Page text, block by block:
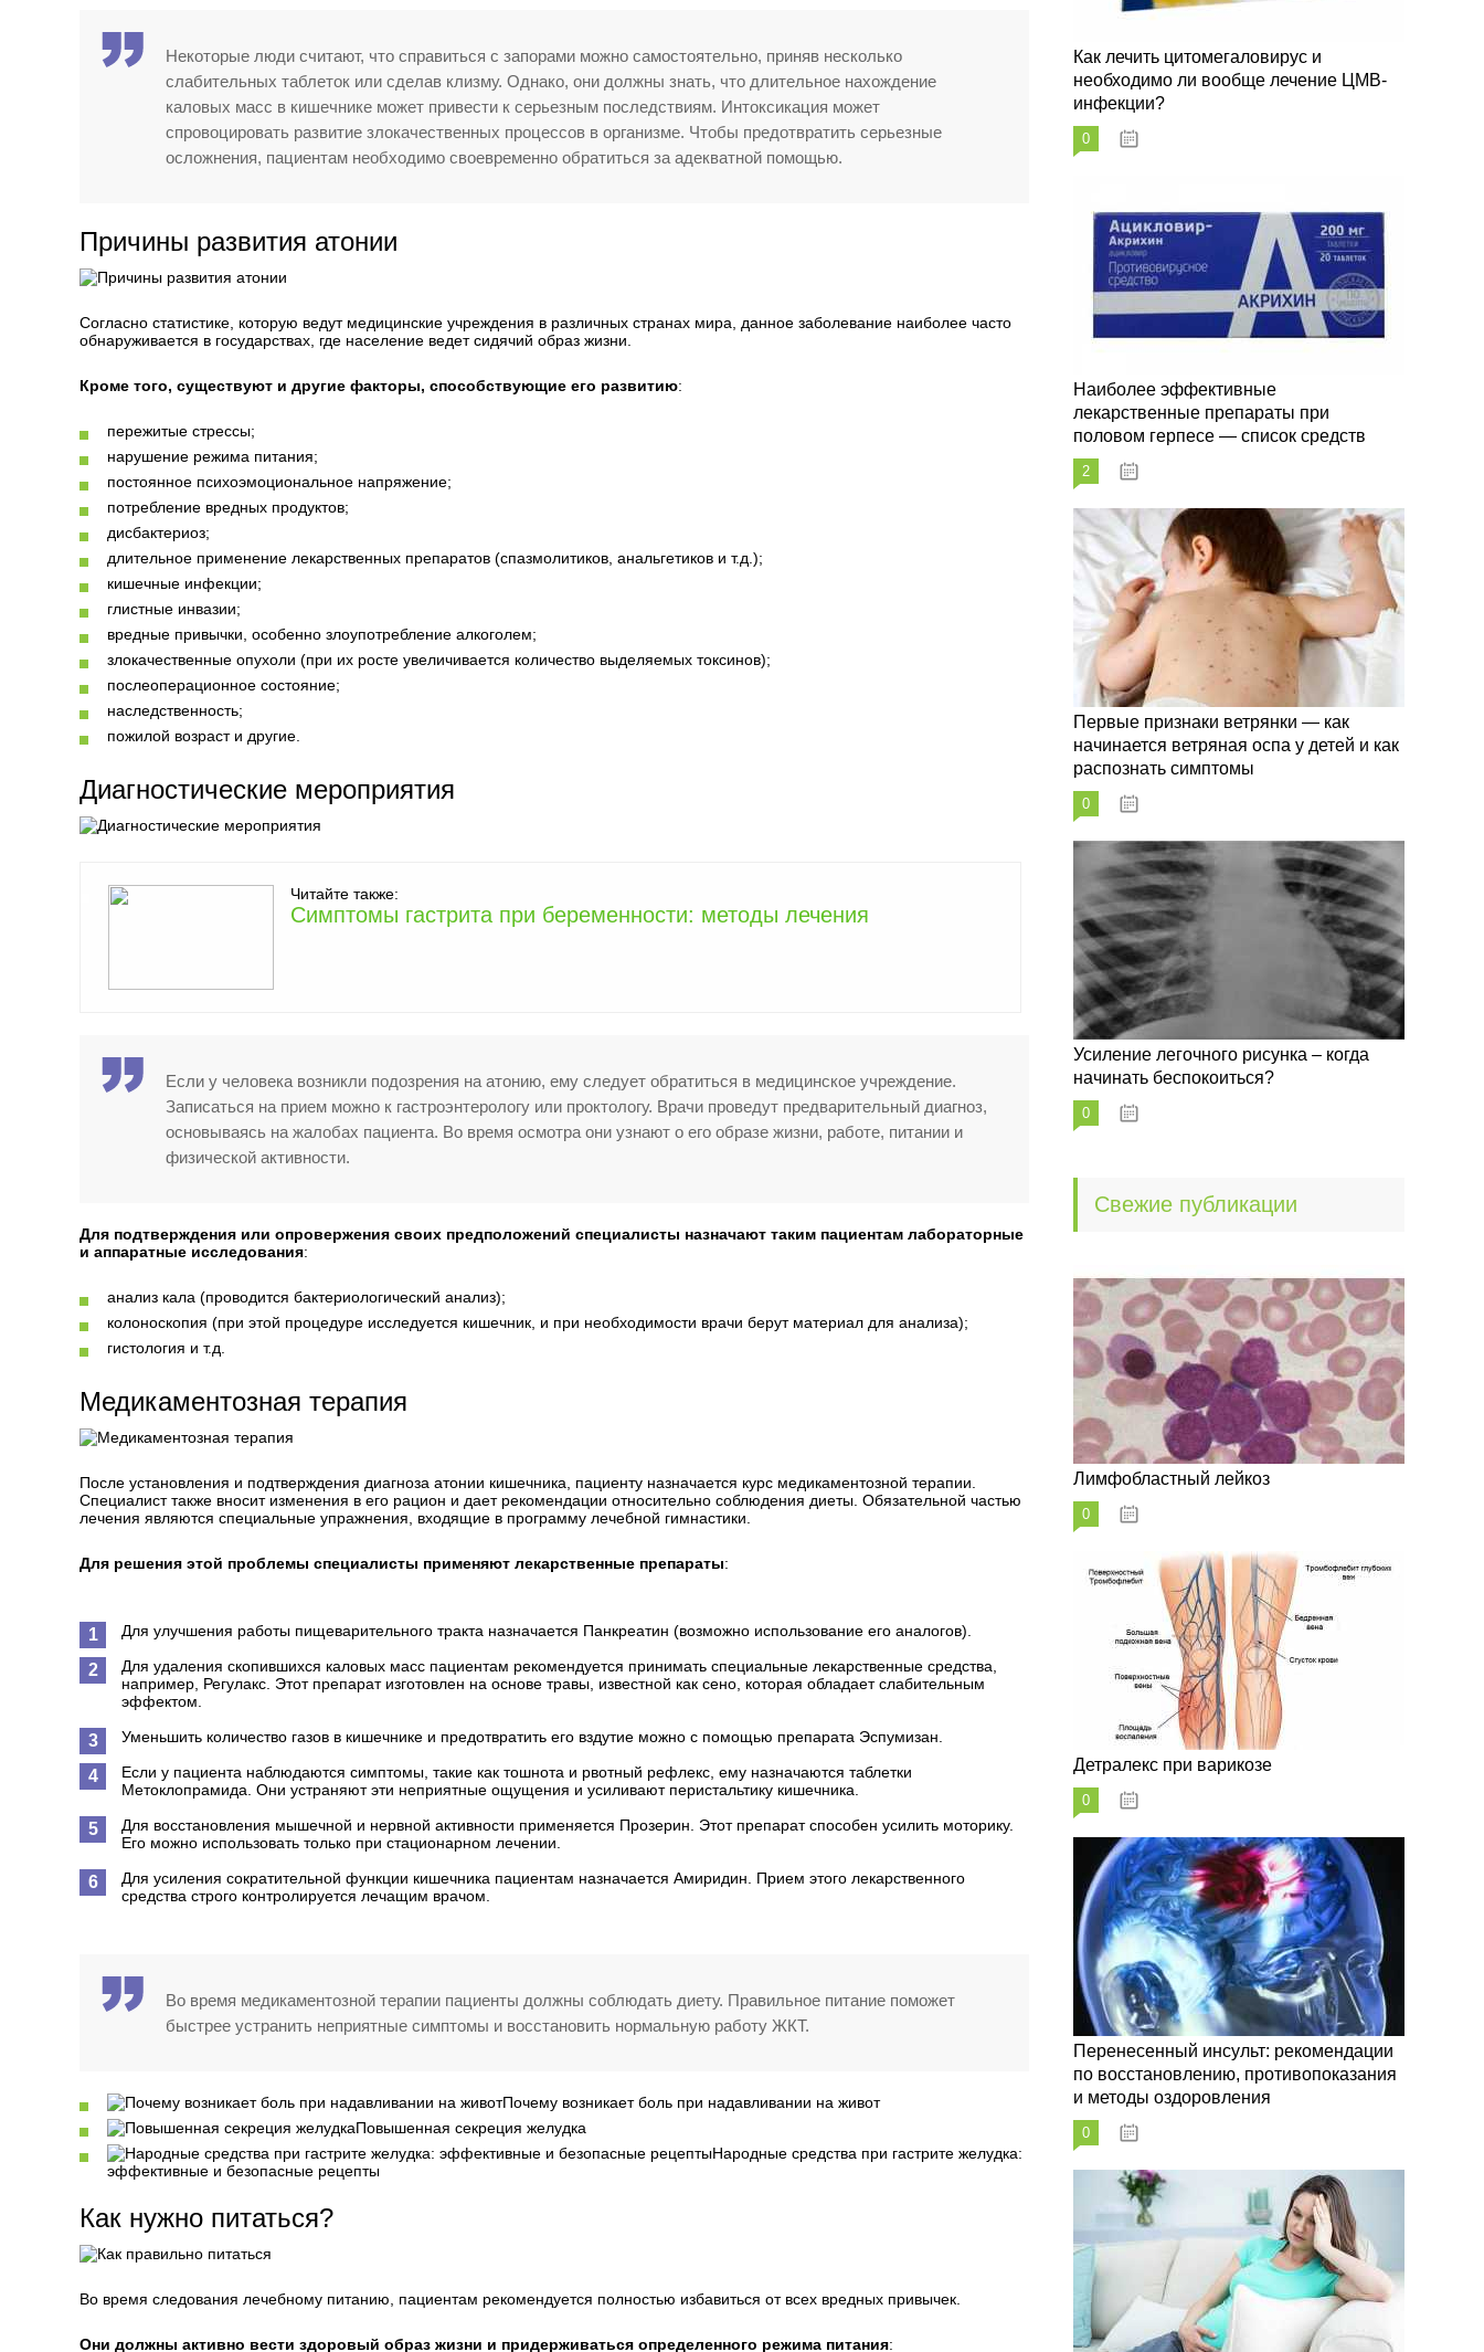
Некоторые люди считают, что справиться с запорами можно самостоятельно, приняв несколько
слабительных таблеток или сделав клизму. Однако, они должны знать, что длительное нахождение
каловых масс в кишечнике может привести к серьезным последствиям. Интоксикация может
спровоцировать развитие злокачественных процессов в организме. Чтобы предотвратить серьезные
осложнения, пациентам необходимо своевременно обратиться за адекватной помощью.
Причины развития атонии
Согласно статистике, которую ведут медицинские учреждения в различных странах мира, данное заболевание наиболее часто
обнаруживается в государствах, где население ведет сидячий образ жизни.
Кроме того, существуют и другие факторы, способствующие его развитию:
пережитые стрессы;
нарушение режима питания;
постоянное психоэмоциональное напряжение;
потребление вредных продуктов;
дисбактериоз;
длительное применение лекарственных препаратов (спазмолитиков, анальгетиков и т.д.);
кишечные инфекции;
глистные инвазии;
вредные привычки, особенно злоупотребление алкоголем;
злокачественные опухоли (при их росте увеличивается количество выделяемых токсинов);
послеоперационное состояние;
наследственность;
пожилой возраст и другие.
Диагностические мероприятия
Читайте также:
Симптомы гастрита при беременности: методы лечения
Если у человека возникли подозрения на атонию, ему следует обратиться в медицинское учреждение.
Записаться на прием можно к гастроэнтерологу или проктологу. Врачи проведут предварительный диагноз,
основываясь на жалобах пациента. Во время осмотра они узнают о его образе жизни, работе, питании и
физической активности.
Для подтверждения или опровержения своих предположений специалисты назначают таким пациентам лабораторные
и аппаратные исследования:
анализ кала (проводится бактериологический анализ);
колоноскопия (при этой процедуре исследуется кишечник, и при необходимости врачи берут материал для анализа);
гистология и т.д.
Медикаментозная терапия
После установления и подтверждения диагноза атонии кишечника, пациенту назначается курс медикаментозной терапии.
Специалист также вносит изменения в его рацион и дает рекомендации относительно соблюдения диеты. Обязательной частью
лечения являются специальные упражнения, входящие в программу лечебной гимнастики.
Для решения этой проблемы специалисты применяют лекарственные препараты:
Для улучшения работы пищеварительного тракта назначается Панкреатин (возможно использование его аналогов).
Для удаления скопившихся каловых масс пациентам рекомендуется принимать специальные лекарственные средства,
например, Регулакс. Этот препарат изготовлен на основе травы, известной как сено, которая обладает слабительным
эффектом.
Уменьшить количество газов в кишечнике и предотвратить его вздутие можно с помощью препарата Эспумизан.
Если у пациента наблюдаются симптомы, такие как тошнота и рвотный рефлекс, ему назначаются таблетки
Метоклопрамида. Они устраняют эти неприятные ощущения и усиливают перистальтику кишечника.
Для восстановления мышечной и нервной активности применяется Прозерин. Этот препарат способен усилить моторику.
Его можно использовать только при стационарном лечении.
Для усиления сократительной функции кишечника пациентам назначается Амиридин. Прием этого лекарственного
средства строго контролируется лечащим врачом.
Во время медикаментозной терапии пациенты должны соблюдать диету. Правильное питание поможет
быстрее устранить неприятные симптомы и восстановить нормальную работу ЖКТ.
Почему возникает боль при надавливании на живот
Повышенная секреция желудка
Народные средства при гастрите желудка:
эффективные и безопасные рецепты
Как нужно питаться?
Во время следования лечебному питанию, пациентам рекомендуется полностью избавиться от всех вредных привычек.
Они должны активно вести здоровый образ жизни и придерживаться определенного режима питания:
Как лечить цитомегаловирус и
необходимо ли вообще лечение ЦМВ-
инфекции?
0
Наиболее эффективные
лекарственные препараты при
половом герпесе — список средств
2
Первые признаки ветрянки — как
начинается ветряная оспа у детей и как
распознать симптомы
0
Усиление легочного рисунка – когда
начинать беспокоиться?
0
Свежие публикации
Лимфобластный лейкоз
0
Детралекс при варикозе
0
Перенесенный инсульт: рекомендации
по восстановлению, противопоказания
и методы оздоровления
0